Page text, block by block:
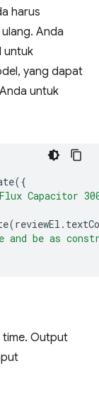
harus
Anda
untuk
yang dapat
untuk
({
Capacitor
(reviewEl .
and be as
time. Output